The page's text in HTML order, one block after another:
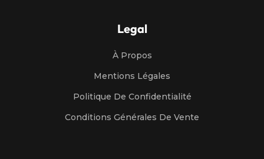
Legal
À Propos
Mentions Légales
Politique De Confidentialité
Conditions Générales De Vente